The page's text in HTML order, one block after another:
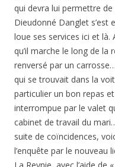
qui devra lui permettre
Dieudonné Danglet s’est
loue ses services ici et là.
qu’il marche le long de la
renversé par un
qui se trouvait dans la
particulier un bon repas
interrompue par le valet
cabinet de travail du
suite de coïncidences,
l’enquête par le nouveau